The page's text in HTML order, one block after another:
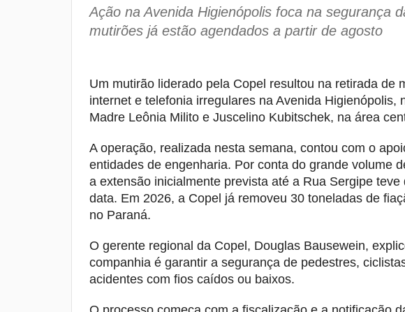
Ação na Avenida Higienópolis foca na segurança
mutirões já estão agendados a partir de agosto
Um mutirão liderado pela Copel resultou na retirada de
internet e telefonia irregulares na Avenida Higienópolis,
Madre Leônia Milito e Juscelino Kubitschek, na área
A operação, realizada nesta semana, contou com o
entidades de engenharia. Por conta do grande volume
a extensão inicialmente prevista até a Rua Sergipe
data. Em 2026, a Copel já removeu 30 toneladas de
no Paraná.
O gerente regional da Copel, Douglas Bausewein,
companhia é garantir a segurança de pedestres,
acidentes com fios caídos ou baixos.